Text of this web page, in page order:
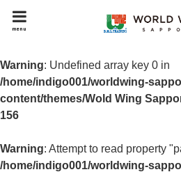
menu
Warning: Undefined array key 0 in
/home/indigo001/worldwing-
content/themes/Wold Wing
156
Warning: Attempt to read property
/home/indigo001/worldwing-